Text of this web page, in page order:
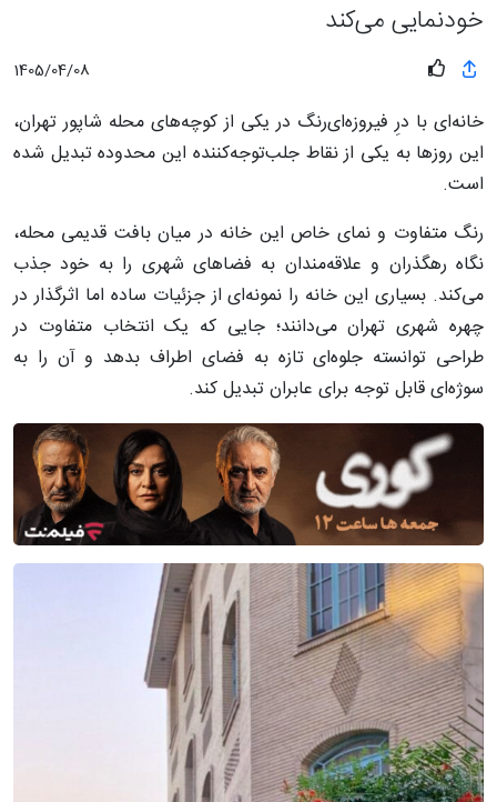
خودنمایی می‌کند
1405/04/08
خانه‌ای با درِ فیروزه‌ای‌رنگ در یکی از کوچه‌های محله شاپور تهران،
این روزها به یکی از نقاط جلب‌توجه‌کننده این محدوده تبدیل شده
است.
رنگ متفاوت و نمای خاص این خانه در میان بافت قدیمی محله،
نگاه رهگذران و علاقه‌مندان به فضاهای شهری را به خود جذب
می‌کند. بسیاری این خانه را نمونه‌ای از جزئیات ساده اما اثرگذار در
چهره شهری تهران می‌دانند؛ جایی که یک انتخاب متفاوت در
طراحی توانسته جلوه‌ای تازه به فضای اطراف بدهد و آن را به
سوژه‌ای قابل توجه برای عابران تبدیل کند.